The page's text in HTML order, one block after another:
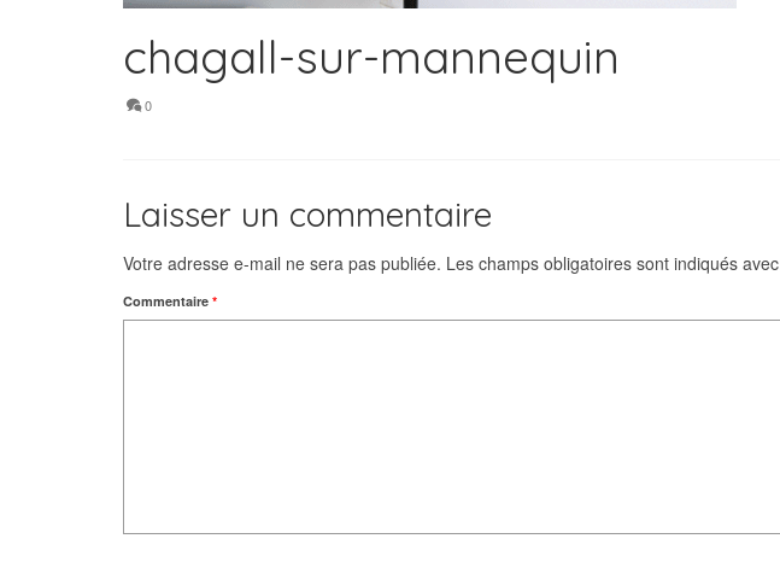
chagall-sur-mannequin
0
Laisser un commentaire
Votre adresse e-mail ne sera pas publiée. Les champs obligatoires sont indiqués avec
Commentaire *